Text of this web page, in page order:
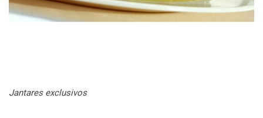
Jantares exclusivos